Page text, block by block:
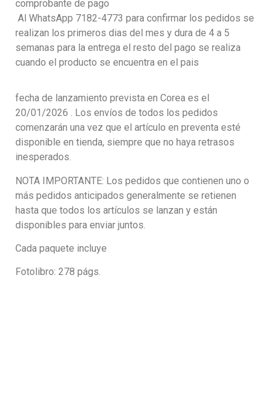
comprobante de pago
Al WhatsApp 7182-4773 para confirmar los pedidos se
realizan los primeros dias del mes y dura de 4 a 5
semanas para la entrega el resto del pago se realiza
cuando el producto se encuentra en el pais
fecha de lanzamiento prevista en Corea es el
20/01/2026 . Los envíos de todos los pedidos
comenzarán una vez que el artículo en preventa esté
disponible en tienda, siempre que no haya retrasos
inesperados.
NOTA IMPORTANTE: Los pedidos que contienen uno o
más pedidos anticipados generalmente se retienen
hasta que todos los artículos se lanzan y están
disponibles para enviar juntos.
Cada paquete incluye
Fotolibro: 278 págs.